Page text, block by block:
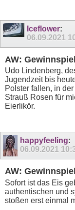
Iceflower:
06.09.2021
AW:
Udo Lindenberg,
Jugendzeit bis
Polster fallen, in
Strauß Rosen für
Eierlikör.
happyfeeling:
06.09.2021
AW:
Sofort ist das Eis
authentischen und
stoßen erst einmal